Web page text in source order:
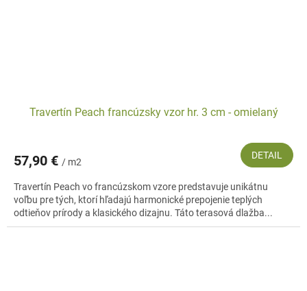
Travertín Peach francúzsky vzor hr. 3 cm - omielaný
57,90 € / m2
DETAIL
Travertín Peach vo francúzskom vzore predstavuje unikátnu
voľbu pre tých, ktorí hľadajú harmonické prepojenie teplých
odtieňov prírody a klasického dizajnu. Táto terasová dlažba...